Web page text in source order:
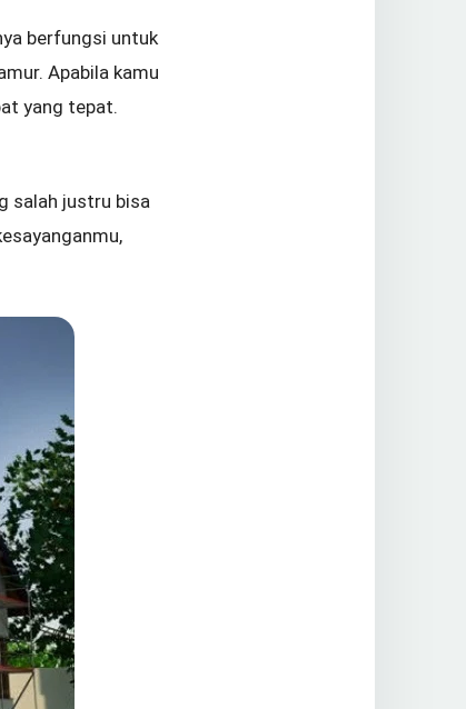
berfungsi untuk
Apabila kamu
yang tepat.
salah justru bisa